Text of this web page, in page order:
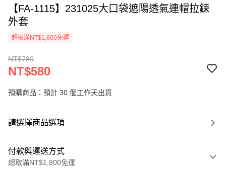
【FA-1115】231025大口袋遮陽透氣連帽拉鍊
外套
超取滿NT$1,800免運
NT$780
NT$580
預購商品：預計 30 個工作天出貨
請選擇商品選項
付款與運送方式
超取滿NT$1,800免運